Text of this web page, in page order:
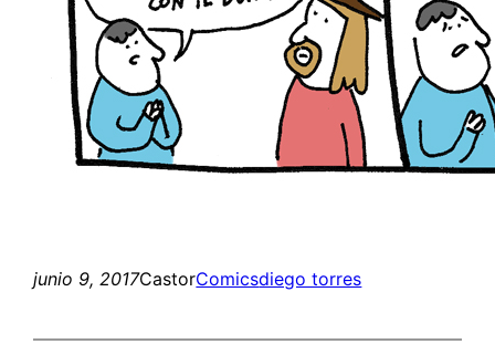
junio 9, 2017CastorComicsdiego torres